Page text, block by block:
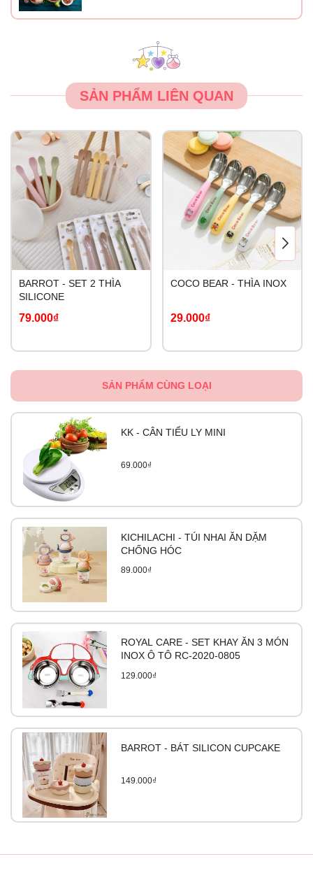
SẢN PHẨM LIÊN QUAN
BARROT - SET 2 THÌA
SILICONE
79.000₫
COCO BEAR - THÌA INOX
29.000₫
SẢN PHẨM CÙNG LOẠI
KK - CÂN TIỂU LY MINI
69.000₫
KICHILACHI - TÚI NHAI ĂN DẶM
CHỐNG HÓC
89.000₫
ROYAL CARE - SET KHAY ĂN 3 MÓN
INOX Ô TÔ RC-2020-0805
129.000₫
BARROT - BÁT SILICON CUPCAKE
149.000₫